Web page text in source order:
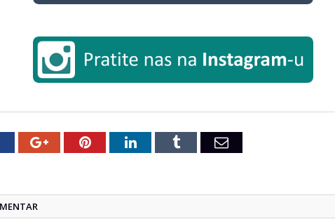
Google+PinterestLinkedInTumblr Email